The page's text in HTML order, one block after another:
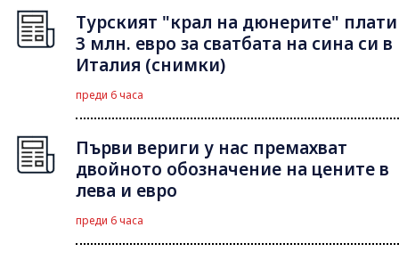
Турският "крал на дюнерите" плати
3 млн. евро за сватбата на сина си в
Италия (снимки)
преди 6 часа
Първи вериги у нас премахват
двойното обозначение на цените в
лева и евро
преди 6 часа